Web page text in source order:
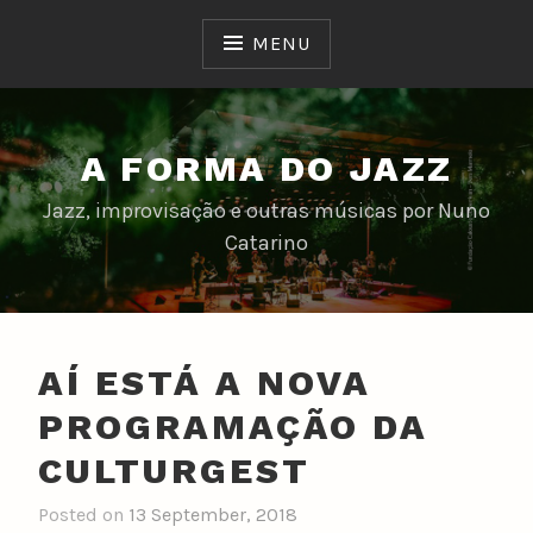
MENU
A FORMA DO JAZZ
Jazz, improvisação e outras músicas por Nuno
Catarino
AÍ ESTÁ A NOVA
PROGRAMAÇÃO DA
CULTURGEST
Posted on 13 September, 2018